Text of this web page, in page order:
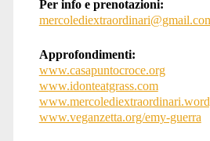
Per info e prenotazioni:
Approfondimenti:
www.casapuntocroce.org
www.idonteatgrass.com
www.veganzetta.org/emy-guerra